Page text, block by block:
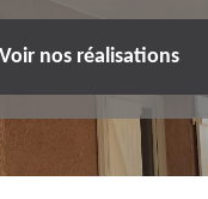
Voir nos réalisations